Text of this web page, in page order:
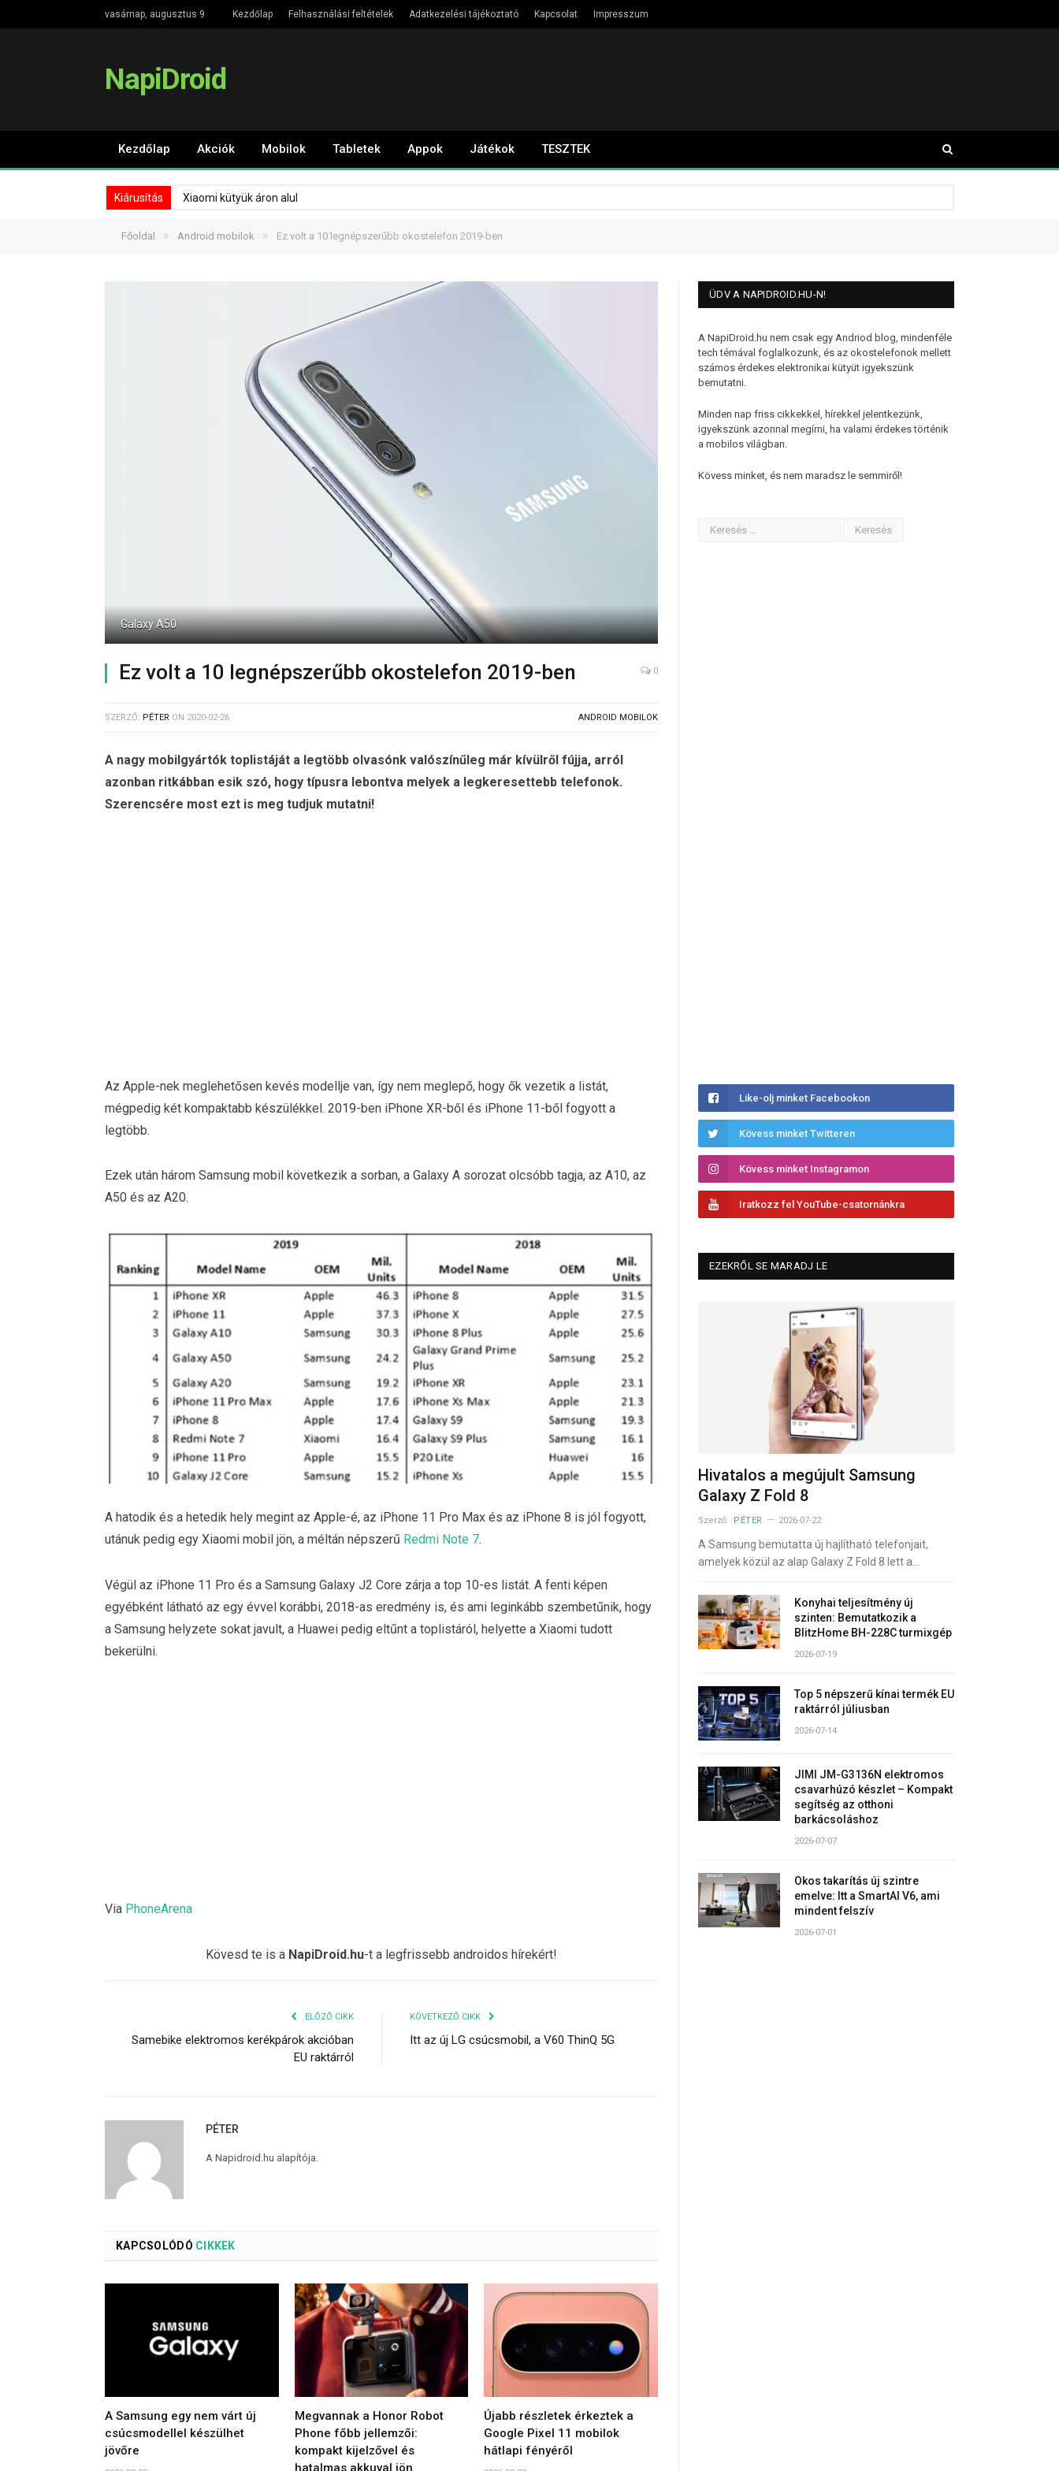
vasárnap, augusztus 9 Kezdőlap Felhasználási feltételek Adatkezelési tájékoztató Kapcsolat Impresszum
NapiDroid
Kezdőlap Akciók Mobilok Tabletek Appok Játékok TESZTEK
Kiárusítás Xiaomi kütyük áron alul
Főoldal » Android mobilok » Ez volt a 10 legnépszerűbb okostelefon 2019-ben
Galaxy A50
Ez volt a 10 legnépszerűbb okostelefon 2019-ben 0
SZERZŐ: PÉTER ON 2020-02-26 ANDROID MOBILOK
A nagy mobilgyártók toplistáját a legtöbb olvasónk valószínűleg már kívülről fújja, arról
azonban ritkábban esik szó, hogy típusra lebontva melyek a legkeresettebb telefonok.
Szerencsére most ezt is meg tudjuk mutatni!
Az Apple-nek meglehetősen kevés modellje van, így nem meglepő, hogy ők vezetik a listát,
mégpedig két kompaktabb készülékkel. 2019-ben iPhone XR-ből és iPhone 11-ből fogyott a
legtöbb.
Ezek után három Samsung mobil következik a sorban, a Galaxy A sorozat olcsóbb tagja, az A10, az
A50 és az A20.
A hatodik és a hetedik hely megint az Apple-é, az iPhone 11 Pro Max és az iPhone 8 is jól fogyott,
utánuk pedig egy Xiaomi mobil jön, a méltán népszerű Redmi Note 7.
Végül az iPhone 11 Pro és a Samsung Galaxy J2 Core zárja a top 10-es listát. A fenti képen
egyébként látható az egy évvel korábbi, 2018-as eredmény is, és ami leginkább szembetűnik, hogy
a Samsung helyzete sokat javult, a Huawei pedig eltűnt a toplistáról, helyette a Xiaomi tudott
bekerülni.
Via PhoneArena
Kövesd te is a NapiDroid.hu-t a legfrissebb androidos hírekért!
ELŐZŐ CIKK
Samebike elektromos kerékpárok akcióban
EU raktárról
KÖVETKEZŐ CIKK
Itt az új LG csúcsmobil, a V60 ThinQ 5G
PÉTER
A Napidroid.hu alapítója.
KAPCSOLÓDÓ CIKKEK
A Samsung egy nem várt új
csúcsmodellel készülhet
jövőre
Megvannak a Honor Robot
Phone főbb jellemzői:
kompakt kijelzővel és
hatalmas akkuval jön
Újabb részletek érkeztek a
Google Pixel 11 mobilok
hátlapi fényéről
ÜDV A NAPIDROID.HU-N!
A NapiDroid.hu nem csak egy Andriod blog, mindenféle
tech témával foglalkozunk, és az okostelefonok mellett
számos érdekes elektronikai kütyüt igyekszünk
bemutatni.
Minden nap friss cikkekkel, hírekkel jelentkezünk,
igyekszünk azonnal megírni, ha valami érdekes történik
a mobilos világban.
Kövess minket, és nem maradsz le semmiről!
Like-olj minket Facebookon
Kövess minket Twitteren
Kövess minket Instagramon
Iratkozz fel YouTube-csatornánkra
EZEKRŐL SE MARADJ LE
Hivatalos a megújult Samsung
Galaxy Z Fold 8
Szerző: PÉTER 2026-07-22
A Samsung bemutatta új hajlítható telefonjait,
amelyek közül az alap Galaxy Z Fold 8 lett a…
Konyhai teljesítmény új
szinten: Bemutatkozik a
BlitzHome BH-228C turmixgép
2026-07-19
Top 5 népszerű kínai termék EU
raktárról júliusban
2026-07-14
JIMI JM-G3136N elektromos
csavarhúzó készlet – Kompakt
segítség az otthoni
barkácsoláshoz
2026-07-07
Okos takarítás új szintre
emelve: Itt a SmartAI V6, ami
mindent felszív
2026-07-01